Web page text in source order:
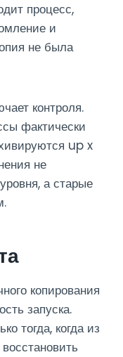
процесс,
и
не была
контроля.
фактически
up x
не
а старые
копирования
запуска.
тогда, когда из